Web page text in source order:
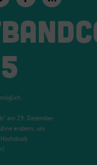
am 29. Dezember
erobern, um